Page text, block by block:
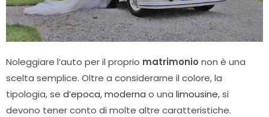
Noleggiare l’auto per il proprio matrimonio non è una
scelta semplice. Oltre a considerarne il colore, la
tipologia, se d’epoca,moderna o una limousine, si
devono tener conto di molte altre caratteristiche.